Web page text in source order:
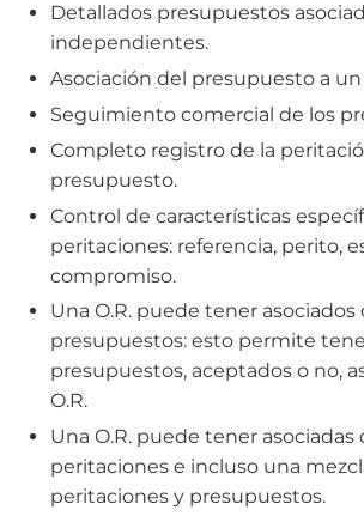
Detallados presupuestos
independientes.
Asociación del presupuesto a
Seguimiento comercial de los
Completo registro de la
presupuesto.
Control de características
peritaciones: referencia, perito,
compromiso.
Una O.R. puede tener
presupuestos: esto permite
presupuestos, aceptados o no,
O.R.
Una O.R. puede tener
peritaciones e incluso una
peritaciones y presupuestos.